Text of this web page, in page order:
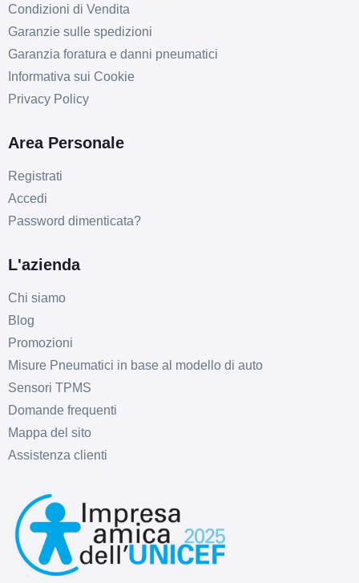
Condizioni di Vendita
Garanzie sulle spedizioni
Garanzia foratura e danni pneumatici
Informativa sui Cookie
Privacy Policy
Area Personale
Registrati
Accedi
Password dimenticata?
L'azienda
Chi siamo
Blog
Promozioni
Misure Pneumatici in base al modello di auto
Sensori TPMS
Domande frequenti
Mappa del sito
Assistenza clienti